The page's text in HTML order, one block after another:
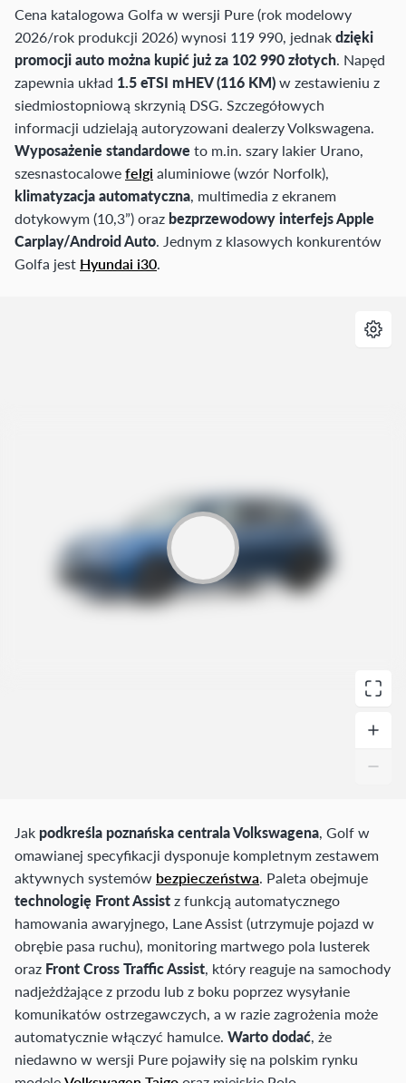
Cena katalogowa Golfa w wersji Pure (rok modelowy
2026/rok produkcji 2026) wynosi 119 990, jednakdzięki
promocji auto można kupić już za 102 990 złotych. Napęd
zapewnia układ 1.5 eTSI mHEV (116 KM)w zestawieniu z
siedmiostopniową skrzynią DSG. Szczegółowych
informacji udzielają autoryzowani dealerzy Volkswagena.
Wyposażenie standardowe to m.in. szary lakier Urano,
szesnastocalowefelgi aluminiowe (wzór Norfolk),
klimatyzacja automatyczna, multimedia z ekranem
dotykowym (10,3”) oraz bezprzewodowy interfejs Apple
Carplay/Android Auto. Jednym z klasowych konkurentów
Golfa jest Hyundai i30.
Jak podkreśla poznańska centrala Volkswagena, Golf w
omawianej specyfikacji dysponuje kompletnym zestawem
aktywnych systemów bezpieczeństwa. Paleta obejmuje
technologię Front Assistz funkcją automatycznego
hamowania awaryjnego, Lane Assist (utrzymuje pojazd w
obrębie pasa ruchu), monitoring martwego pola lusterek
oraz Front Cross Traffic Assist, który reaguje na samochody
nadjeżdżające z przodu lub z boku poprzez wysyłanie
komunikatów ostrzegawczych, a w razie zagrożenia może
automatycznie włączyć hamulce. Warto dodać, że
niedawno w wersji Pure pojawiły się na polskim rynku